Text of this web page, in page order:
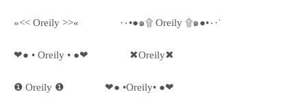
»<< Oreily >>« ·٠•●๑۩ Oreily ۩๑●•٠·˙
❤● • Oreily • ●❤ ✖Oreily✖
❶ Oreily ❶ ❤● •Oreily• ●❤